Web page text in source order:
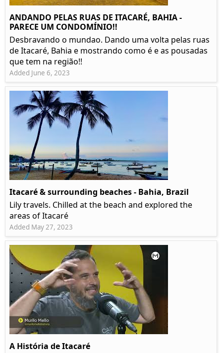
ANDANDO PELAS RUAS DE ITACARÉ, BAHIA -
PARECE UM CONDOMÍNIO!!
Desbravando o mundao. Dando uma volta pelas ruas
de Itacaré, Bahia e mostrando como é e as pousadas
que tem na região!!
Added June 6, 2023
Itacaré & surrounding beaches - Bahia, Brazil
Lily travels. Chilled at the beach and explored the
areas of Itacaré
Added May 27, 2023
A História de Itacaré